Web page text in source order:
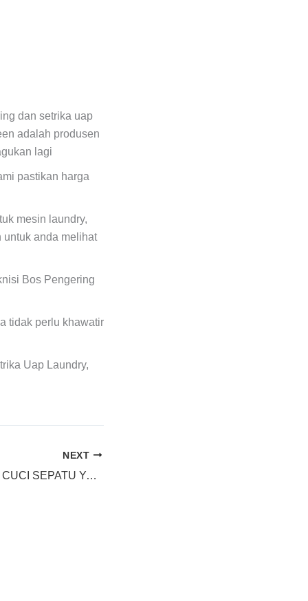
dan setrika uap
adalah produsen
lagi
pastikan harga
mesin laundry,
untuk anda melihat
Bos Pengering
tidak perlu khawatir
Uap Laundry,
NEXT
TOKO BERAGAM CUCI SEPATU Yang Terpercaya di Luwuk